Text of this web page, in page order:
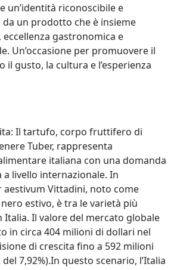
un’identità riconoscibile e
un prodotto che è insieme
gastronomica e
Un’occasione per promuovere il
gusto, la cultura e l’esperienza
Il tartufo, corpo fruttifero di
Tuber, rappresenta
italiana con una domanda
a livello internazionale. In
aestivum Vittadini, noto come
estivo, è tra le varietà più
Italia. Il valore del mercato globale
in circa 404 milioni di dollari nel
di crescita fino a 592 milioni
del 7,92%).In questo scenario, l’Italia